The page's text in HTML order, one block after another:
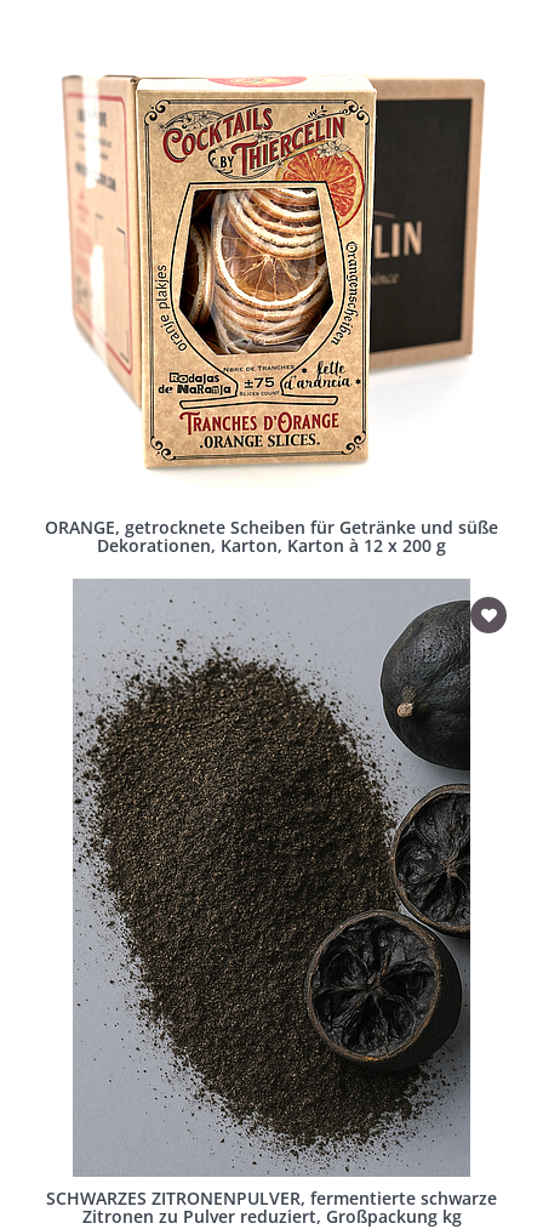
ORANGE, getrocknete Scheiben für Getränke und süße
Dekorationen, Karton, Karton à 12 x 200 g
SCHWARZES ZITRONENPULVER, fermentierte schwarze
Zitronen zu Pulver reduziert, Großpackung kg